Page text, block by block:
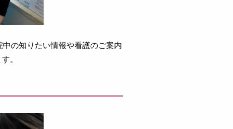
の知りたい情報や看護のご案内
。